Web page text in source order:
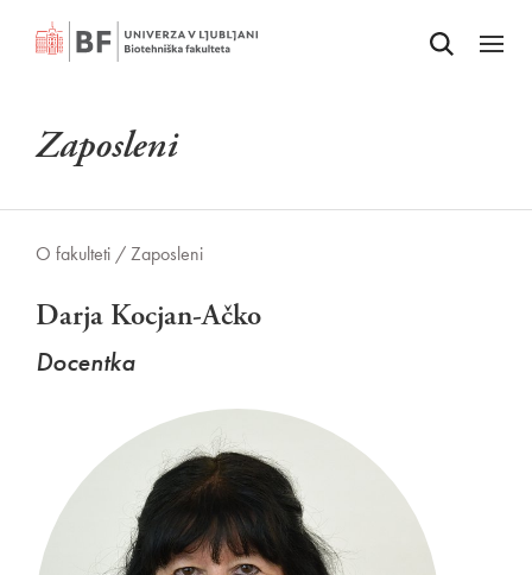
Odpri iskalnik
Odpri
Zaposleni
O fakulteti /Zaposleni
Darja Kocjan-Ačko
Docentka